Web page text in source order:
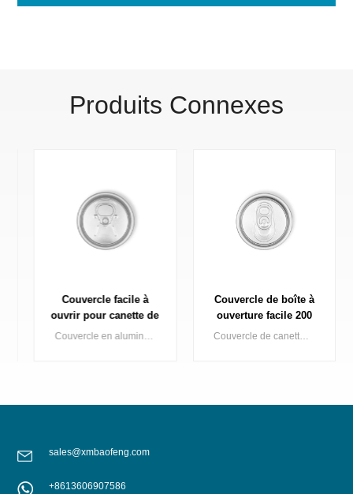
Produits Connexes
Couvercle facile à
ouvrir pour canette de
boisson 200 B64 RPT
Couvercle en aluminium de 200 mm de diamètre à ouverture facile (ouverture standard/petite) pour boîte de 2 pièces, compatible avec différents types de boissons.
Couvercle de boîte à
ouverture facile 200
B64 SOT SOE Couvercle de canette à ouverture facile en aluminium de 200 dia (standard/petite ouverture) pour 2 canettes appliquées dans divers types de boissons
sales@xmbaofeng.com
+8613606907586